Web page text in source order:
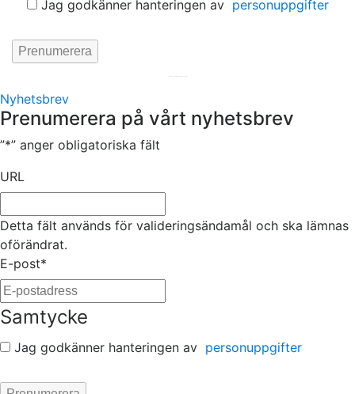
Jag godkänner hanteringen av personuppgifter
Nyhetsbrev
Prenumerera på vårt nyhetsbrev
”*” anger obligatoriska fält
URL
Detta fält används för valideringsändamål och ska lämnas
oförändrat.
E-post*
Samtycke
Jag godkänner hanteringen av personuppgifter